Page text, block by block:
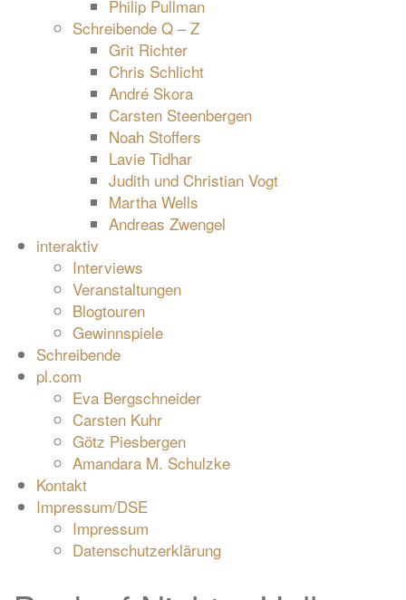
Philip Pullman
Schreibende Q – Z
Grit Richter
Chris Schlicht
André Skora
Carsten Steenbergen
Noah Stoffers
Lavie Tidhar
Judith und Christian Vogt
Martha Wells
Andreas Zwengel
interaktiv
Interviews
Veranstaltungen
Blogtouren
Gewinnspiele
Schreibende
pl.com
Eva Bergschneider
Carsten Kuhr
Götz Piesbergen
Amandara M. Schulzke
Kontakt
Impressum/DSE
Impressum
Datenschutzerklärung